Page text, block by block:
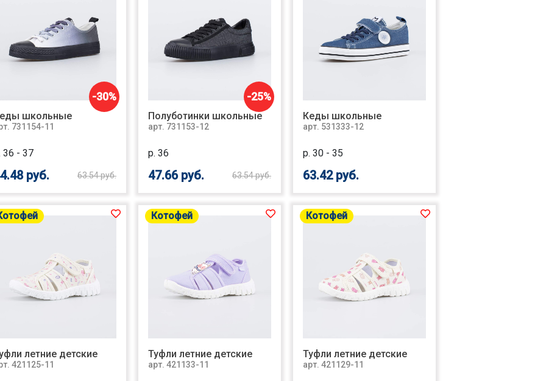
-30%
школьные
731154-11
36 - 37
63.54 руб.
руб.
-25%
Полуботинки школьные
арт. 731153-12
р. 36
63.54 руб.
47.66 руб.
Кеды школьные
арт. 531333-12
р. 30 - 35
63.42 руб.
летние детские
421125-11
Котофей
Туфли летние детские
арт. 421133-11
Котофей
Туфли летние детские
арт. 421129-11